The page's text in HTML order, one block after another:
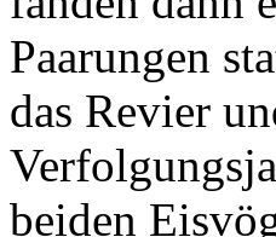
Paarungen
das Revier
beiden